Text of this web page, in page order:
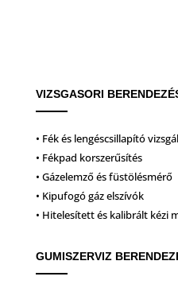
VIZSGASORI
• Fék és lengéscsillapító
• Fékpad korszerűsítés
• Gázelemző és füstölésmérő
• Kipufogó gáz elszívók
• Hitelesített és kalibrált kézi
GUMISZERVIZ